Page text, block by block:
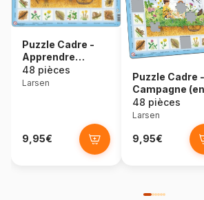
Puzzle Cadre -
Apprendre
l'Anglais : Dans le
Pré (en Anglais)
48 pièces
Larsen
9,95€
Puzzle Cadre -
Campagne (en
Hollandais)
48 pièces
Larsen
9,95€